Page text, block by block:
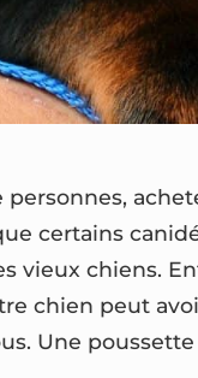
certains
vieux chiens.
chien peut
Une